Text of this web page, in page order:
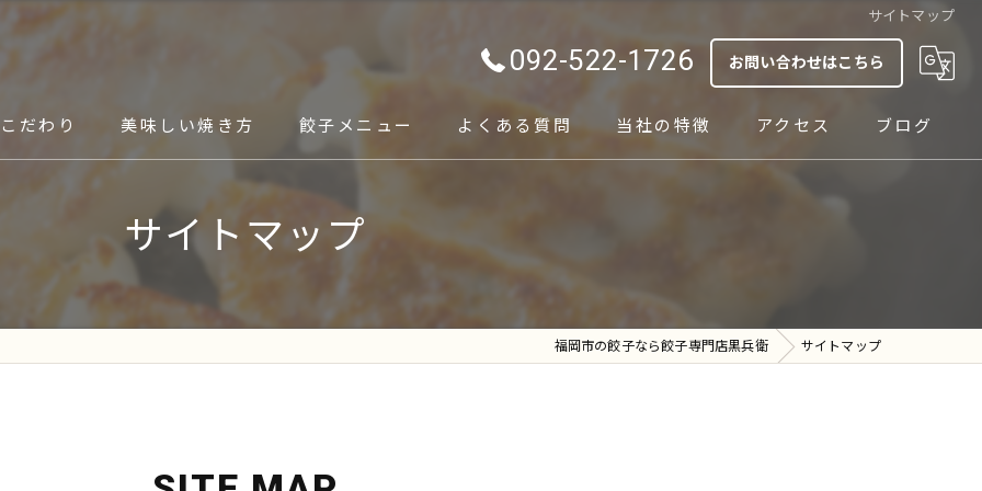
サイトマップ
092-522-1726 お問い合わせはこちら
こだわり 美味しい焼き方 餃子メニュー よくある質問 当社の特徴
イベント
アクセス ブログ
サイトマップ
福岡市の餃子なら餃子専門店黒兵衛 サイトマップ